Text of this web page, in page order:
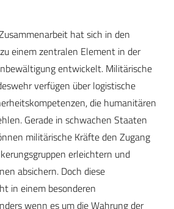
hat sich in den
einem zentralen Element in der
entwickelt. Militärische
verfügen über logistische
die humanitären
Gerade in schwachen Staaten
militärische Kräfte den Zugang
erleichtern und
absichern. Doch diese
in einem besonderen
wenn es um die Wahrung der